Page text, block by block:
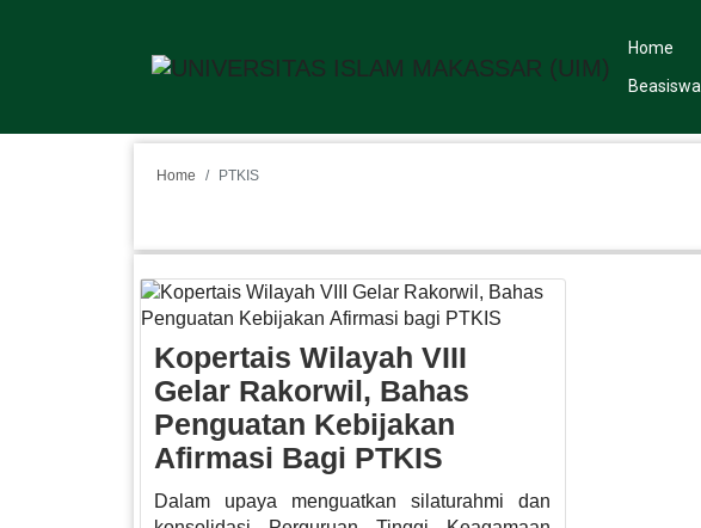
Home
Beasiswa
Home PTKIS
Kopertais Wilayah VIII
Gelar Rakorwil, Bahas
Penguatan Kebijakan
Afirmasi Bagi PTKIS
Dalam upaya menguatkan silaturahmi dan